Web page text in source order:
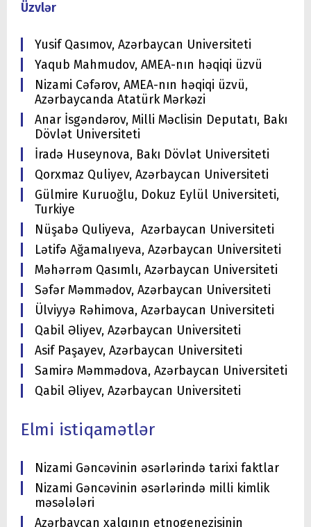
Üzvlər
Yusif Qasımov, Azərbaycan Universiteti
Yaqub Mahmudov, AMEA-nın həqiqi üzvü
Nizami Cəfərov, AMEA-nın həqiqi üzvü,
Azərbaycanda Atatürk Mərkəzi
Anar İsgəndərov, Milli Məclisin Deputatı, Bakı
Dövlət Universiteti
İradə Huseynova, Bakı Dövlət Universiteti
Qorxmaz Quliyev, Azərbaycan Universiteti
Gülmire Kuruoğlu, Dokuz Eylül Universiteti,
Turkiye
Nüşabə Quliyeva, Azərbaycan Universiteti
Lətifə Ağamalıyeva, Azərbaycan Universiteti
Məhərrəm Qasımlı, Azərbaycan Universiteti
Səfər Məmmədov, Azərbaycan Universiteti
Ülviyyə Rəhimova, Azərbaycan Universiteti
Qabil Əliyev, Azərbaycan Universiteti
Asif Paşayev, Azərbaycan Universiteti
Samirə Məmmədova, Azərbaycan Universiteti
Qabil Əliyev, Azərbaycan Universiteti
Elmi istiqamətlər
Nizami Gəncəvinin əsərlərində tarixi faktlar
Nizami Gəncəvinin əsərlərində milli kimlik
məsələləri
Azərbaycan xalqının etnogenezisinin